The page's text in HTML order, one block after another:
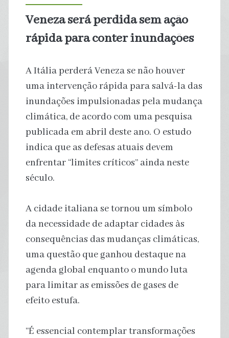
Veneza será perdida sem ação
rápida para conter inundações
A Itália perderá Veneza se não houver
uma intervenção rápida para salvá-la das
inundações impulsionadas pela mudança
climática, de acordo com uma pesquisa
publicada em abril deste ano. O estudo
indica que as defesas atuais devem
enfrentar “limites críticos” ainda neste
século.
A cidade italiana se tornou um símbolo
da necessidade de adaptar cidades às
consequências das mudanças climáticas,
uma questão que ganhou destaque na
agenda global enquanto o mundo luta
para limitar as emissões de gases de
efeito estufa.
“É essencial contemplar transformações